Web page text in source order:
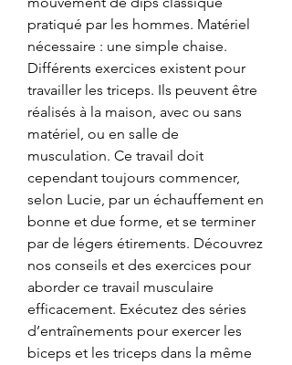
pratiqué par les hommes. Matériel
nécessaire : une simple chaise.
Différents exercices existent pour
travailler les triceps. Ils peuvent être
réalisés à la maison, avec ou sans
matériel, ou en salle de
musculation. Ce travail doit
cependant toujours commencer,
selon Lucie, par un échauffement en
bonne et due forme, et se terminer
par de légers étirements. Découvrez
nos conseils et des exercices pour
aborder ce travail musculaire
efficacement. Exécutez des séries
d’entraînements pour exercer les
biceps et les triceps dans la même